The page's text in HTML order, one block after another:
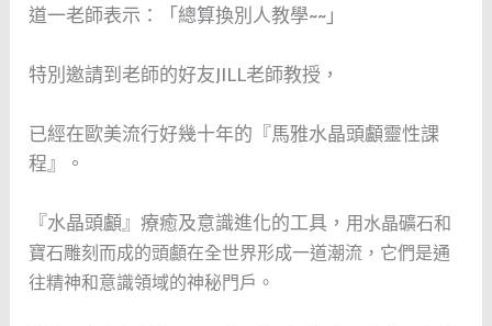
道一老師表示：「總算換別人教學~~」
特別邀請到老師的好友JILL老師教授，
已經在歐美流行好幾十年的『馬雅水晶頭顱靈性課
程』。
『水晶頭顱』療癒及意識進化的工具，用水晶礦石和
寶石雕刻而成的頭顱在全世界形成一道潮流，它們是通
往精神和意識領域的神秘門戶。